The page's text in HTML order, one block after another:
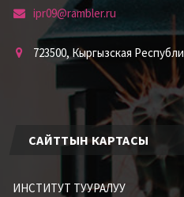
ipr09@rambler.ru
723500, Кыргызская
САЙТТЫН КАРТАСЫ
ИНСТИТУТ ТУУРАЛУУ